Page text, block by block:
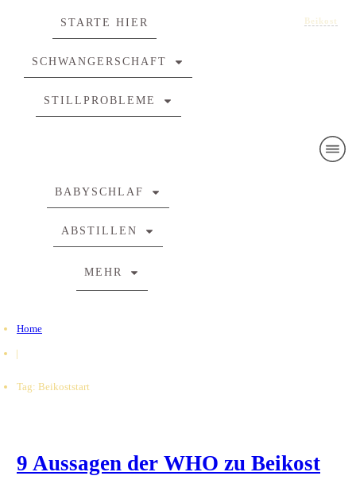
STARTE HIER
SCHWANGERSCHAFT
STILLPROBLEME
BABYSCHLAF
ABSTILLEN
MEHR
Home
|
Tag: Beikoststart
9 Aussagen der WHO zu Beikost
Beikost
Beikost
Beikost